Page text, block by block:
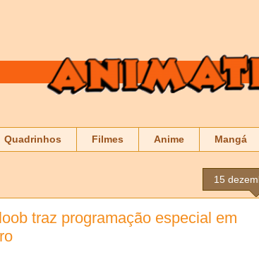
Quadrinhos Filmes Anime Mangá
15
traz programação especial em